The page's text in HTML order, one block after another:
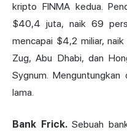
kripto FINMA kedua.
$40,4 juta, naik 69
mencapai $4,2 miliar,
Zug, Abu Dhabi, dan
Sygnum.
lama.
Bank Frick.Sebuah